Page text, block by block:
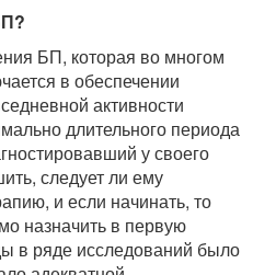
БП, которая во многом
в обеспечении
активности
длительного периода
у своего
следует ли ему
и если начинать, то
назначить в первую
в ряде исследований было